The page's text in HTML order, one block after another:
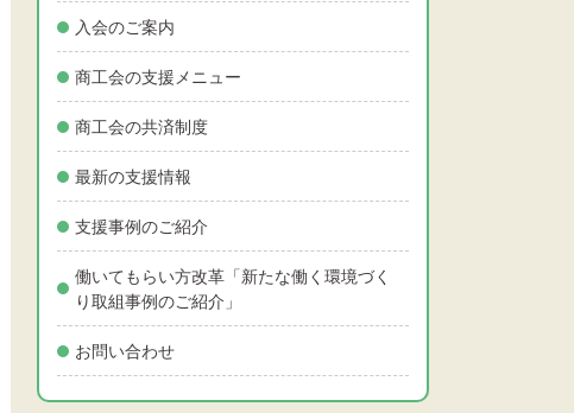
入会のご案内
商工会の支援メニュー
商工会の共済制度
最新の支援情報
支援事例のご紹介
働いてもらい方改革「新たな働く環境づく
り取組事例のご紹介」
お問い合わせ